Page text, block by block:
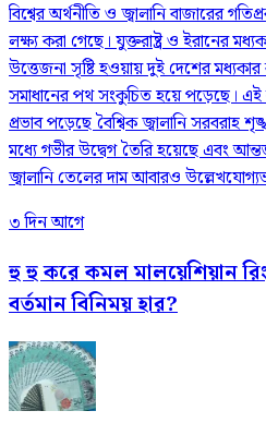
বিশ্বের অর্থনীতি ও জ্বালানি বাজারের
লক্ষ্য করা গেছে। যুক্তরাষ্ট্র ও ইরানের
উত্তেজনা সৃষ্টি হওয়ায় দুই দেশের
সমাধানের পথ সংকুচিত হয়ে পড়েছে।
প্রভাব পড়েছে বৈশ্বিক জ্বালানি সরবরাহ
মধ্যে গভীর উদ্বেগ তৈরি হয়েছে এবং
জ্বালানি তেলের দাম আবারও
৩ দিন আগে
হু হু করে কমল মালয়েশিয়ান
বর্তমান বিনিময় হার?